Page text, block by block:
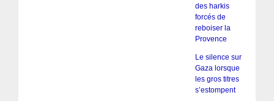
des harkis
forcés de
reboiser la
Provence
Le silence sur
Gaza lorsque
les gros titres
s’estompent